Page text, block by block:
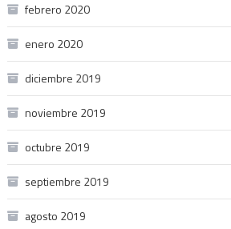
febrero 2020
enero 2020
diciembre 2019
noviembre 2019
octubre 2019
septiembre 2019
agosto 2019